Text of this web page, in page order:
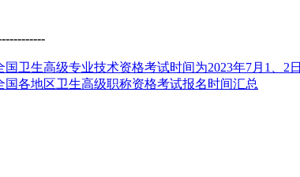
国卫生高级专业技术资格考试时间为2023年7月1、2日
国各地区卫生高级职称资格考试报名时间汇总